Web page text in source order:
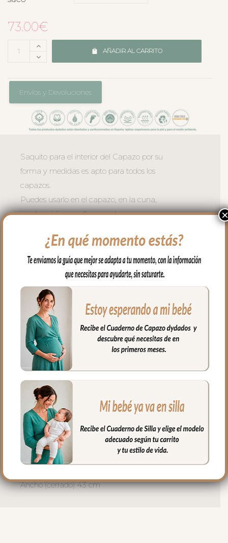
73.00€
AÑADIR AL CARRITO
Envíos y Devoluciones
Saquito para el interior del Capazo por su
forma y medidas es apto para todos los
capazos.
Puedes usarlo en el capazo, en la cuna,
en el moisés, para llevar en brazos…
en la zona de cabecita con capucha,
apto para todo tipo de capazos.
En los laterales va cerrado con botones y
en la parte de abajo con cremallera para
mayor seguridad.
El tejido exterior en tejido pelo liso; un pelo
corto muy suave y agradable.
Para el tejido del interior puedes elegir en
piqué de algodón o en pelo corto liso.
El relleno del saquito es micro fibra hueca
para mayor confort del bebé y muy
buena transpirabilidad.
Puedes lavar a mano o en lavadora,
siempre agua fría, jabones no abrasivos y
secado al natural.
Medidas:
Ancho (cerrado) 43 cm
×